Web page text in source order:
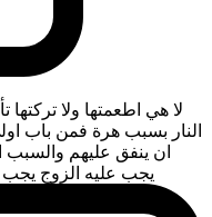
لا هي اطعمتها ولا
النار بسبب هرة فمن باب
ان ينفق عليهم والسبب
يجب عليه الزوج